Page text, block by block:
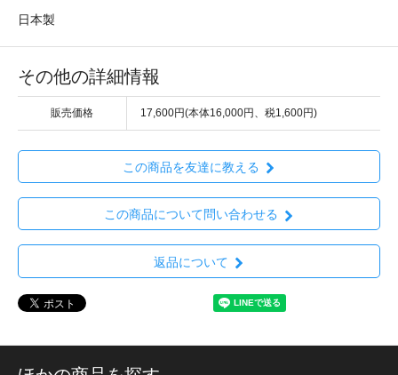
日本製
その他の詳細情報
販売価格 17,600円(本体16,000円、税1,600円)
この商品を友達に教える
この商品について問い合わせる
返品について